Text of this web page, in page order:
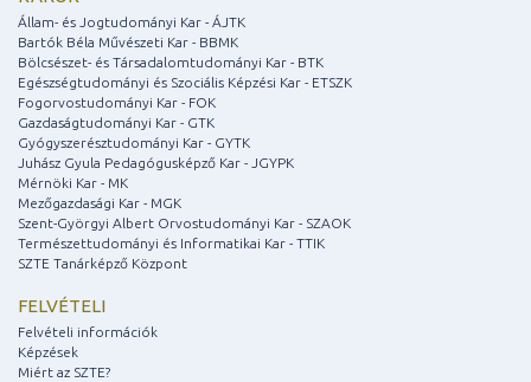
Állam- és Jogtudományi Kar - ÁJTK
Bartók Béla Művészeti Kar - BBMK
Bölcsészet- és Társadalomtudományi Kar - BTK
Egészségtudományi és Szociális Képzési Kar - ETSZK
Fogorvostudományi Kar - FOK
Gazdaságtudományi Kar - GTK
Gyógyszerésztudományi Kar - GYTK
Juhász Gyula Pedagógusképző Kar - JGYPK
Mérnöki Kar - MK
Mezőgazdasági Kar - MGK
Szent-Györgyi Albert Orvostudományi Kar - SZAOK
Természettudományi és Informatikai Kar - TTIK
SZTE Tanárképző Központ
FELVÉTELI
Felvételi információk
Képzések
Miért az SZTE?